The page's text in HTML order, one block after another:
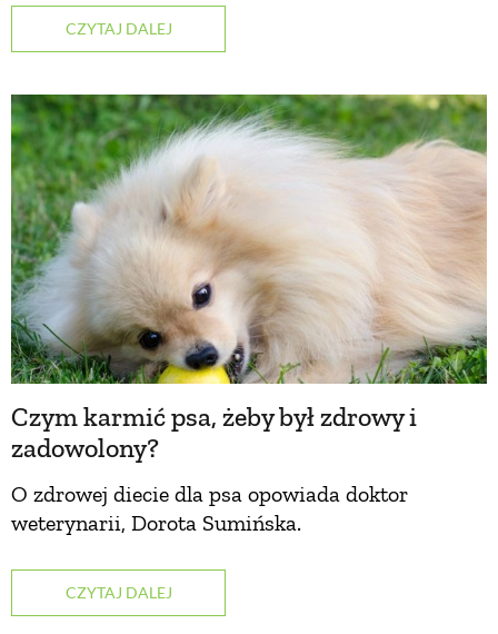
CZYTAJ DALEJ
Czym karmić psa, żeby był zdrowy i
zadowolony?
O zdrowej diecie dla psa opowiada doktor
weterynarii, Dorota Sumińska.
CZYTAJ DALEJ